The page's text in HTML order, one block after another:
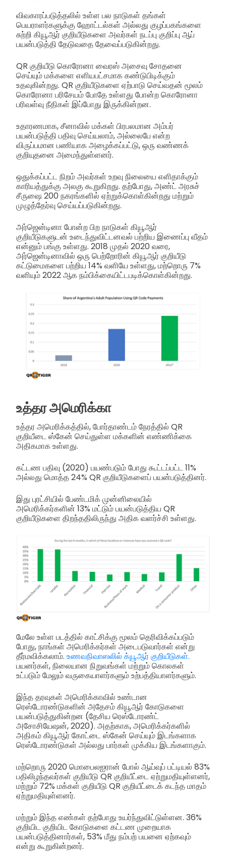
விவகாரப்படுத்தலில் உள்ள பல நாடுகள் தங்கள்
பெயராளர்களுக்கு ஹோட்டல்கள் அல்லது குழப்பகங்களை
சுற்றி கியூஆர் குறியீடுகளை அவர்கள் நடப்பு குறிப்பு ஆப்
பயன்படுத்தி தேடுவதை தேவைப்படுகின்றது.
QR குறியீடு கொரோனா வைரஸ் அசைவு சோதனை
செய்யும் மக்களை எளியபட்சமாக கண்டுபிடிக்கும்
உதவுகின்றது. QR குறியீடுகளை ஏற்பாடு செய்வதன் மூலம்
கொரோனா பரிசேயம் போதே உள்ளது போன்ற கொரோனா
பரிவள்வு நீதிகள் இப்போது இருக்கின்றன.
உதாரணமாக, சீனாவில் மக்கள் பிரபலமான அம்பர்
பயன்படுத்தி பதிவு செய்யலாம், அல்லைபே என்ற
விருப்பமான பணியாக அழைக்கப்பட்டு, ஒரு வண்ணக்
குறியுதனை அமைந்துள்ளனர்.
ஒதுக்கப்பட்ட நிறம் அவர்கள் உறவு நிலையை எளிதாக்கும்
காரியத்துக்கு அலகு கூறுகிறது. தற்போது, அண்ட் அரசுச்
சீருஷை 200 நகரங்களில் ஏற்றுக்கொள்கின்றது மற்றும்
முழுத்தேர்வு செய்யப்படுகின்றது.
அர்ஜென்டினா போன்ற பிற நாடுகள் கியூஆர்
குறியீடுகளுடன் உடைந்துவிட்டனவல் பற்றிய இணைப்பு வீதம்
என்னும் பங்கு உள்ளது. 2018 முதல் 2020 வரை,
அர்ஜென்டினாவில் ஒரு பெற்றோரின் கியூஆர் குறியீடு
கட்டுமைகளை பற்றிய 14% வளியே உள்ளது, மற்றொரு 7%
வளியும் 2022 ஆக நம்பிக்கையிட்டபடிக்கொள்கின்றது.
உத்தர அமெரிக்கா
உத்தர அமெரிக்கத்தில், போர்தாண்டம் நேரத்தில் QR
குறியீடை ஸ்கேன் செய்துள்ள மக்களின் எண்ணிக்கை
அதிகமாக உள்ளது.
கட்டண பதிவு (2020) பயண்படும் போது கூட்டப்பட்ட 11%
அல்லது மொத்த 24% QR குறியீடுகளைப் பயன்படுத்தினர்.
இது புரட்சியில் பேண்டமிக் முன்னிலையில்
அமெரிக்கர்களின் 13% மட்டும் பயன்படுத்திய QR
குறியீடுகளை திறந்ததிலிருந்து அதிக வளர்ச்சி உள்ளது.
மேலே உள்ள படத்தில் காட்சிக்கு மூலம் தெரிவிக்கப்படும்
போது, நாங்கள் அமெரிக்கர்கள் அடைபடுவார்கள் என்று
தீர்மவிக்கலாம். உணவநிவாஸலில் க்யூஆர் குறியீடுகள்.
பயனர்கள், நிலையான நிறுவங்கள் மற்றும் கொலகள்
உட்படும் மேலும் வருகையாளர்களும் உற்பத்தியாளர்களும்.
இந்த தரவுகள் அமெரிக்காவில் உண்டான
ரெஸ்டோரண்டுகளின் அதேசம் கியூஆர் கோடுகளை
பயன்படுத்துகின்றன (தேசிய ரெஸ்டோரண்ட்
அசோசியேஷன், 2020). அதற்காக, அமெரிக்கர்களில்
அதிகம் கியூஆர் கோட்டை ஸ்கேன் செய்யும் இடங்களாக
ரெஸ்டோரண்டுகள் அல்லது பார்கள் முக்கிய இடங்களாகும்.
மற்றொரு 2020 மொபைலஐரான் போல் ஆய்வுப் பட்டியல் 83%
பதிலிழந்தவர்கள் குறியீடு QR குறியீட்டை ஏற்றுமதியுள்ளனர்,
மற்றும் 72% மக்கள் குறியீடு QR குறியீட்டைக் கடந்த மாதம்
ஏற்றுமதியுள்ளனர்.
மற்றும் இந்த எண்கள் தற்போது உயர்ந்துவிட்டுள்ளன. 36%
குறியிட குறியிட கோடுகளை கட்டண முறையாக
பயன்படுத்தினார்கள், 53% மீது நம்பற் பயனை ஏற்கவும்
என்று கூறுகின்றனர்.